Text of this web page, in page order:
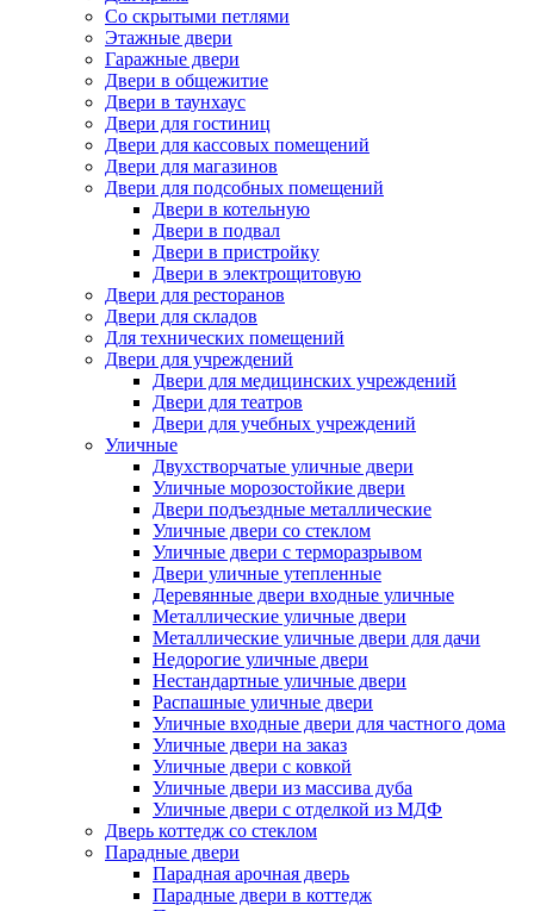
Со скрытыми петлями
Этажные двери
Гаражные двери
Двери в общежитие
Двери в таунхаус
Двери для гостиниц
Двери для кассовых помещений
Двери для магазинов
Двери для подсобных помещений
Двери в котельную
Двери в подвал
Двери в пристройку
Двери в электрощитовую
Двери для ресторанов
Двери для складов
Для технических помещений
Двери для учреждений
Двери для медицинских учреждений
Двери для театров
Двери для учебных учреждений
Уличные
Двухстворчатые уличные двери
Уличные морозостойкие двери
Двери подъездные металлические
Уличные двери со стеклом
Уличные двери с терморазрывом
Двери уличные утепленные
Деревянные двери входные уличные
Металлические уличные двери
Металлические уличные двери для дачи
Недорогие уличные двери
Нестандартные уличные двери
Распашные уличные двери
Уличные входные двери для частного дома
Уличные двери на заказ
Уличные двери с ковкой
Уличные двери из массива дуба
Уличные двери с отделкой из МДФ
Дверь коттедж со стеклом
Парадные двери
Парадная арочная дверь
Парадные двери в коттедж